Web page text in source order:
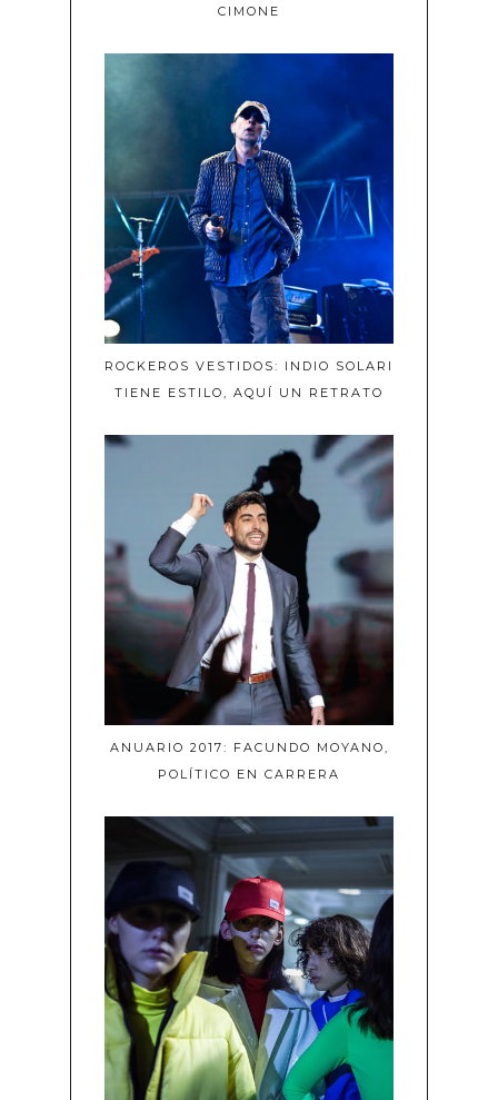
CIMONE
ROCKEROS VESTIDOS: INDIO SOLARI
TIENE ESTILO, AQUÍ UN RETRATO
ANUARIO 2017: FACUNDO MOYANO,
POLÍTICO EN CARRERA